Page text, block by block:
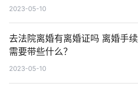
2023-05-10
去法院离婚有离婚证吗 离婚手续
需要带些什么？
2023-05-10